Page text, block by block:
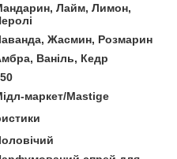
Лайм, Лимон,
Жасмин, Розмарин
Ваніль, Кедр
маркет/Mastige